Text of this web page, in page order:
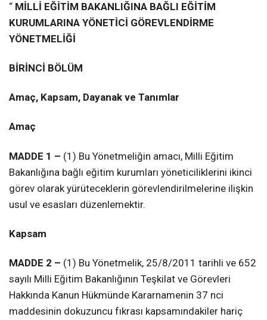
“ MİLLİ EĞİTİM BAKANLIĞINA BAĞLI EĞİTİM
KURUMLARINA YÖNETİCİ GÖREVLENDİRME
YÖNETMELİĞİ
BİRİNCİ BÖLÜM
Amaç, Kapsam, Dayanak ve Tanımlar
Amaç
MADDE 1 – (1) Bu Yönetmeliğin amacı, Milli Eğitim
Bakanlığına bağlı eğitim kurumları yöneticiliklerini ikinci
görev olarak yürüteceklerin görevlendirilmelerine ilişkin
usul ve esasları düzenlemektir.
Kapsam
MADDE 2 – (1) Bu Yönetmelik, 25/8/2011 tarihli ve 652
sayılı Milli Eğitim Bakanlığının Teşkilat ve Görevleri
Hakkında Kanun Hükmünde Kararnamenin 37 nci
maddesinin dokuzuncu fıkrası kapsamındakiler hariç